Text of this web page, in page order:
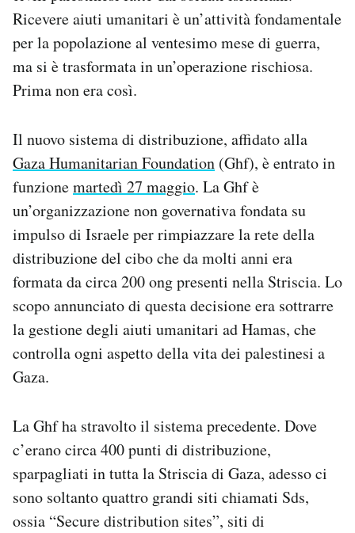
Ricevere aiuti umanitari è un’attività fondamentale
per la popolazione al ventesimo mese di guerra,
ma si è trasformata in un’operazione rischiosa.
Prima non era così.
Il nuovo sistema di distribuzione, affidato alla
Gaza Humanitarian Foundation (Ghf), è entrato in
funzionemartedì 27 maggio. La Ghf è
un’organizzazione non governativa fondata su
impulso di Israele per rimpiazzare la rete della
distribuzione del cibo che da molti anni era
formata da circa 200 ong presenti nella Striscia. Lo
scopo annunciato di questa decisione era sottrarre
la gestione degli aiuti umanitari ad Hamas, che
controlla ogni aspetto della vita dei palestinesi a
Gaza.
La Ghf ha stravolto il sistema precedente. Dove
c’erano circa 400 punti di distribuzione,
sparpagliati in tutta la Striscia di Gaza, adesso ci
sono soltanto quattro grandi siti chiamati Sds,
ossia “Secure distribution sites”, siti di